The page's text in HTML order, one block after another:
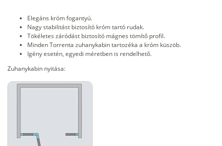
Elegáns króm fogantyú.
Nagy stabilitást biztosító króm tartó rudak.
Tökéletes záródást biztosító mágnes tömítő profil.
Minden Torrenta zuhanykabin tartozéka a króm küszöb.
Igény esetén, egyedi méretben is rendelhető.
Zuhanykabin nyitása: